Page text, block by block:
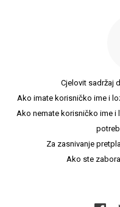
Cjelovit sadržaj
Ako imate korisničko ime i
Ako nemate korisničko ime i
Za zasnivanje
Ako ste